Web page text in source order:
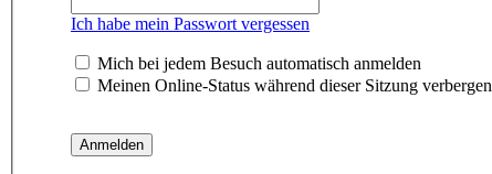
Ich habe mein Passwort vergessen
Mich bei jedem Besuch automatisch anmelden
Meinen Online-Status während dieser Sitzung verbergen